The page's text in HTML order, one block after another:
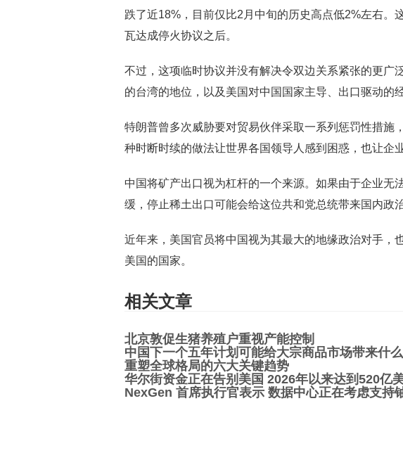
跌了近18%，目前仅比2月中旬的历史高点低2%左右。
瓦达成停火协议之后。
不过，这项临时协议并没有解决令双边关系紧张的更广
的台湾的地位，以及美国对中国国家主导、出口驱动的
特朗普曾多次威胁要对贸易伙伴采取一系列惩罚性措施
种时断时续的做法让世界各国领导人感到困惑，也让企
中国将矿产出口视为杠杆的一个来源。如果由于企业无
缓，停止稀土出口可能会给这位共和党总统带来国内政治
近年来，美国官员将中国视为其最大的地缘政治对手，
美国的国家。
相关文章
北京敦促生猪养殖户重视产能控制
中国下一个五年计划可能给大宗商品市场带来什么
重塑全球格局的六大关键趋势
华尔街资金正在告别美国 2026年以来达到520亿
NexGen 首席执行官表示 数据中心正在考虑支持